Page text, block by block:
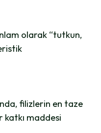
olarak “tutkun,
filizlerin en taze
maddesi